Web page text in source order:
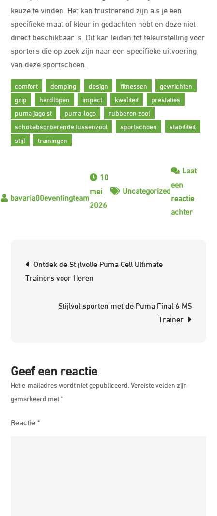
keuze te vinden. Het kan frustrerend zijn als je een
specifieke maat of kleur in gedachten hebt en deze niet
direct beschikbaar is. Dit kan leiden tot teleurstelling voor
sporters die op zoek zijn naar een specifieke uitvoering
van deze sportschoen.
comfort demping design fitnessen
gewrichten
grip
hardlopen impact kwaliteit
prestaties
puma jago st
puma-logo
rubberen zool
schokabsorberende tussenzool
sportschoen
stabiliteit
stijl
trainingen
10
mei
2026
Uncategorized
Laat
een
reactie
achterop
Ontdek de Stijlvolle Puma Cell Ultimate
Trainers voor Heren
Stijlvol sporten met de Puma Final 6 MS
Trainer
Geef een reactie
Het e-mailadres wordt niet gepubliceerd. Vereiste velden zijn
gemarkeerd met*
Reactie*